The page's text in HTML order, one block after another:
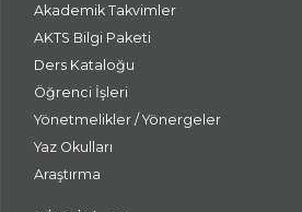
Akademik Takvimler
AKTS Bilgi Paketi
Ders Kataloğu
Öğrenci İşleri
Yönetmelikler / Yönergeler
Yaz Okulları
Araştırma